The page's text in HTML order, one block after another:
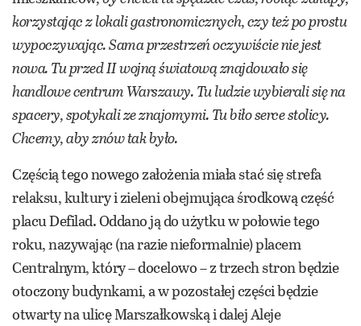
korzystając z lokali gastronomicznych, czy też po prostu
wypoczywając. Sama przestrzeń oczywiście nie jest
nowa. Tu przed II wojną światową znajdowało się
handlowe centrum Warszawy. Tu ludzie wybierali się na
spacery, spotykali ze znajomymi. Tu biło serce stolicy.
Chcemy, aby znów tak było.
Częścią tego nowego założenia miała stać się strefa
relaksu, kultury i zieleni obejmująca środkową część
placu Defilad. Oddano ją do użytku w połowie tego
roku, nazywając (na razie nieformalnie) placem
Centralnym, który – docelowo – z trzech stronbędzie
otoczony budynkami, a w pozostałej części będzie
otwarty na ulicę Marszałkowskąi dalej Aleje